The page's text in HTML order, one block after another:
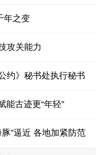
年之变
攻关能力
约》秘书处执行秘书
能古迹更“年轻”
”逼近 各地加紧防范